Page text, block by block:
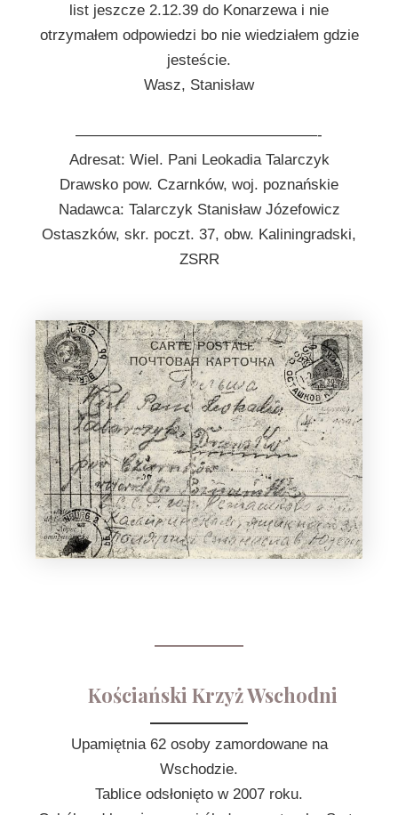
list jeszcze 2.12.39 do Konarzewa i nie
otrzymałem odpowiedzi bo nie wiedziałem gdzie
jesteście.
Wasz, Stanisław
————————————————-
Adresat: Wiel. Pani Leokadia Talarczyk
Drawsko pow. Czarnków, woj. poznańskie
Nadawca: Talarczyk Stanisław Józefowicz
Ostaszków, skr. poczt. 37, obw. Kaliningradski,
ZSRR
Kościański Krzyż Wschodni
Upamiętnia 62 osoby zamordowane na
Wschodzie.
Tablice odsłonięto w 2007 roku.